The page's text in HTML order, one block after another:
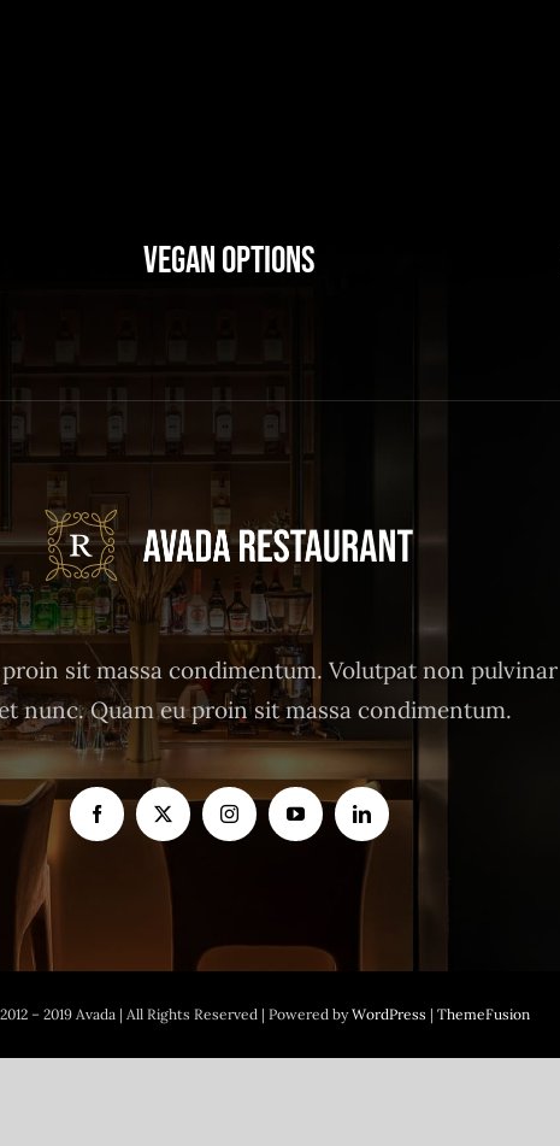
Vegan Options
proin sit massa condimentum. Volutpat non pulvinar
nunc. Quam eu proin sit massa condimentum.
– 2019 Avada | All Rights Reserved | Powered byWordPress | ThemeFusion